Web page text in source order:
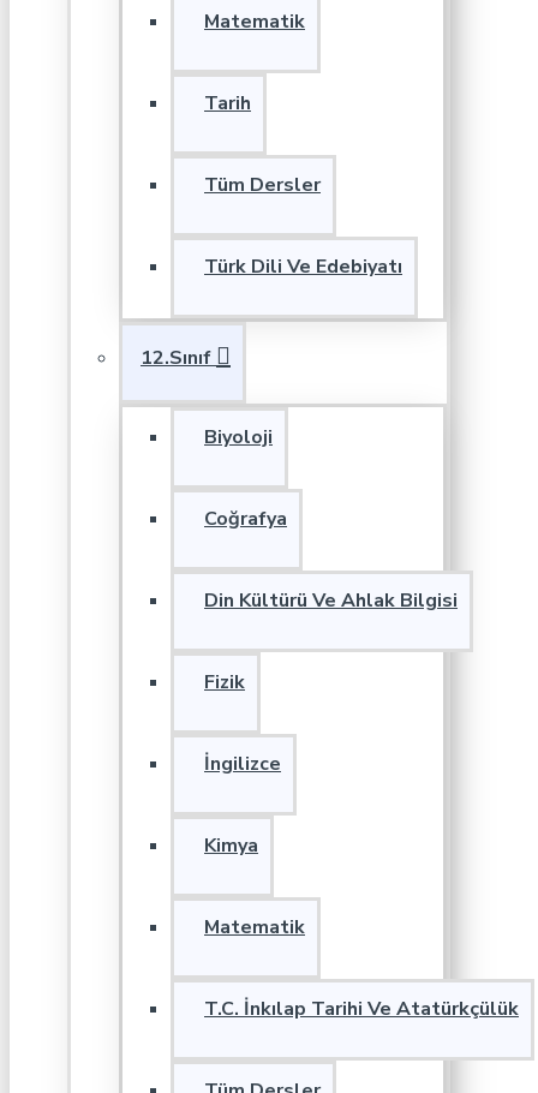
Matematik
Tarih
Tüm Dersler
Türk Dili Ve Edebiyatı
12.Sınıf
Biyoloji
Coğrafya
Din Kültürü Ve Ahlak Bilgisi
Fizik
İngilizce
Kimya
Matematik
T.C. İnkılap Tarihi Ve Atatürkçülük